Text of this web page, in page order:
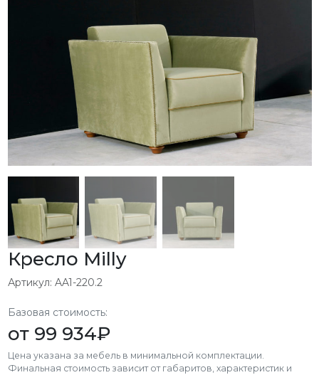
Кресло Milly
Артикул: AA1-220.2
Базовая стоимость:
от 99 934₽
Цена указана за мебель в минимальной комплектации.
Финальная стоимость зависит от габаритов, характеристик и